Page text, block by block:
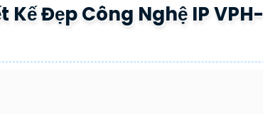
Đẹp Công Nghệ IP VPH-